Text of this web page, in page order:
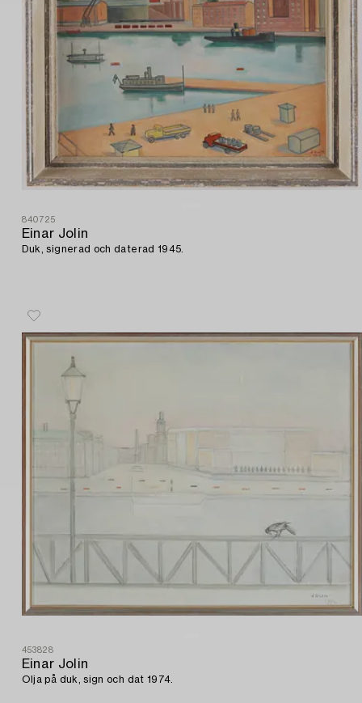
840725
Einar Jolin
Duk, signerad och daterad 1945.
453828
Einar Jolin
Olja på duk, sign och dat 1974.